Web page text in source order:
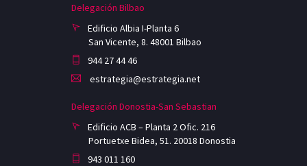
Delegación Bilbao
Edificio Albia I-Planta 6
San Vicente, 8. 48001 Bilbao
944 27 44 46
estrategia@estrategia.net
Delegación Donostia-San Sebastian
Edificio ACB – Planta 2 Ofic. 216
Portuetxe Bidea, 51. 20018 Donostia
943 011 160